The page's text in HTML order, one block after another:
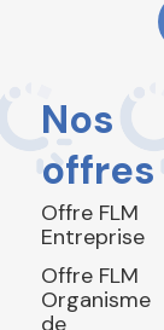
Nos
offres
Offre FLM
Entreprise
Offre FLM
Organisme
de